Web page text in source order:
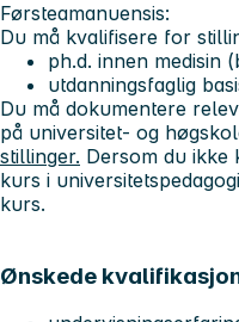
Førsteamanuensis:
Du må kvalifisere for
ph.d. innen medisin
utdanningsfaglig
Du må dokumentere
på universitet- og
stillinger. Dersom du ikke
kurs i
kurs.
Ønskede